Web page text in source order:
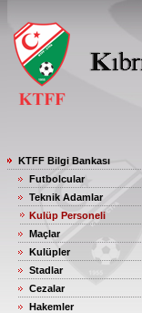
KTFF Bilgi Bankası
Futbolcular
Teknik Adamlar
Kulüp Personeli
Maçlar
Kulüpler
Stadlar
Cezalar
Hakemler